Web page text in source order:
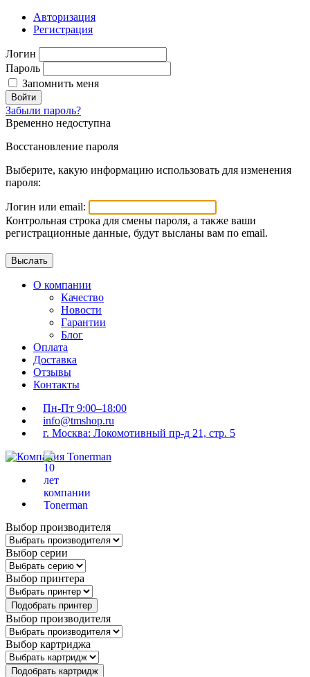
Авторизация
Регистрация
Логин
Пароль
Запомнить меня
Войти
Забыли пароль?
Временно недоступна
Восстановление пароля
Выберите, какую информацию использовать для изменения
пароля:
Логин или email:
Контрольная строка для смены пароля, а также ваши
регистрационные данные, будут высланы вам по email.
О компании
Качество
Новости
Гарантии
Блог
Оплата
Доставка
Отзывы
Контакты
Пн-Пт 9:00–18:00
info@tmshop.ru
г. Москва: Локомотивный пр-д 21, стр. 5
Выбор производителя
Выбор серии
Выбор принтера
Подобрать принтер
Выбор производителя
Выбор картриджа
Подобрать картридж